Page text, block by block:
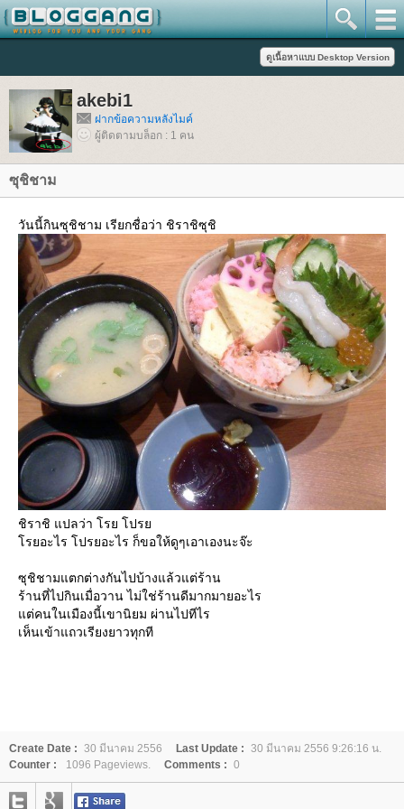
akebi1
ฝากข้อความหลังไมค์
ผู้ติดตามบล็อก : 1 คน
ซุชิชาม
วันนี้กินซุชิชาม เรียกชื่อว่า ชิราชิซุชิ
ชิราชิ แปลว่า โรย โปร
รยอะไร โปรยอะไร ก็ขอให้ดูๆเอาเองนะจ๊ะ
ซุชิชามแตกต่างกันไปบ้างแล้วแต่ร้าน
ร้านที่ไปกินเมื่อวาน ไม่ใช่ร้านดีมากมายอะไร
ต่คนในเมืองนี้เขานิยม ผ่านไปทีไร
เห็นเข้าแถวเรียงยาวทุกที
Create Date : 30 มีนาคม 2556 Last Update : 30 มีนาคม 2556 9:26:16 น.
Counter :
1096 Pageviews. Comments : 0